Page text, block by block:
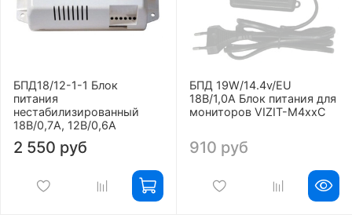
БПД18/12-1-1 Блок
питания
нестабилизированный
18В/0,7A, 12В/0,6A
2 550 руб
БПД 19W/14.4v/EU
18B/1,0А Блок питания для
мониторов VIZIT-M4ххC
910 руб